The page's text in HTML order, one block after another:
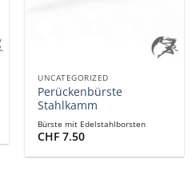
UNCATEGORIZED
Perückenbürste
Stahlkamm
Bürste mit Edelstahlborsten
CHF 7.50